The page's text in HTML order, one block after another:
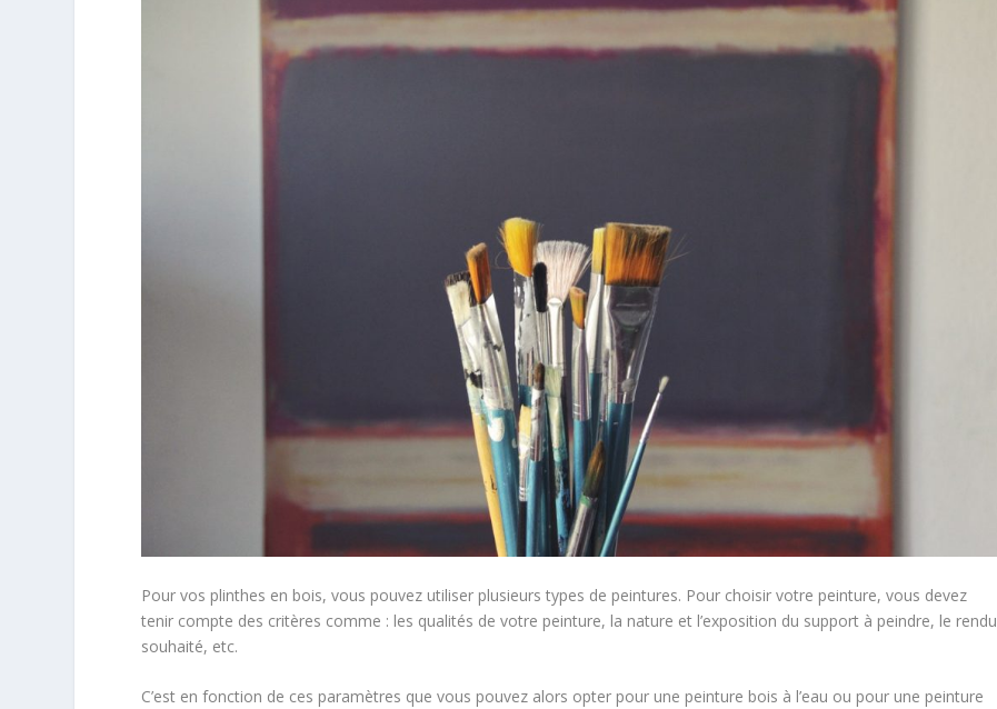
Pour vos plinthes en bois, vous pouvez utiliser plusieurs types de peintures. Pour choisir votre peinture, vous devez
tenir compte des critères comme : les qualités de votre peinture, la nature et l’exposition du support à peindre, le rendu
souhaité, etc.
C’est en fonction de ces paramètres que vous pouvez alors opter pour une peinture bois à l’eau ou pour une peinture